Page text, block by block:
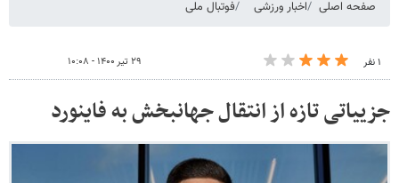
صفحه اصلی اخبار ورزشی فوتبال ملی
۱ نفر ۲۹ تیر ۱۴۰۰ - ۱۰:۰۸
جزییاتی تازه از انتقال جهانبخش به فاینورد